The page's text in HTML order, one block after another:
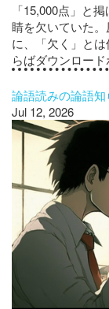
「15,000点」と
睛を欠いていた
に、「欠く」と
らばダウンロード
論語読みの論語
Jul 12, 2026